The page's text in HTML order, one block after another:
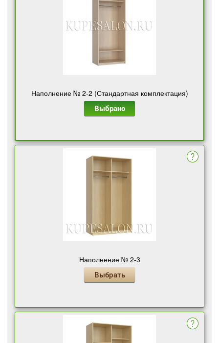
Наполнение № 2-2 (Стандартная комплектация)
Выбрано
Наполнение № 2-3
Выбрать